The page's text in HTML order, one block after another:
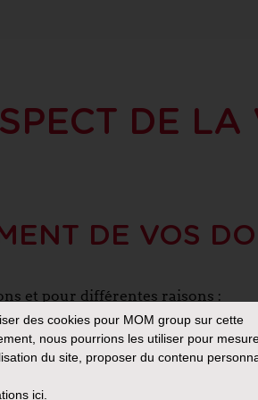
DE LA
DE VOS
et pour différentes raisons :
formulaires de contact du Site,
votre nom, prénom, adresse
pour améliorer le Site ou les
des cookies pour MOM group sur cette
nous pourrions les utiliser pour
du site, proposer du contenu
ici.